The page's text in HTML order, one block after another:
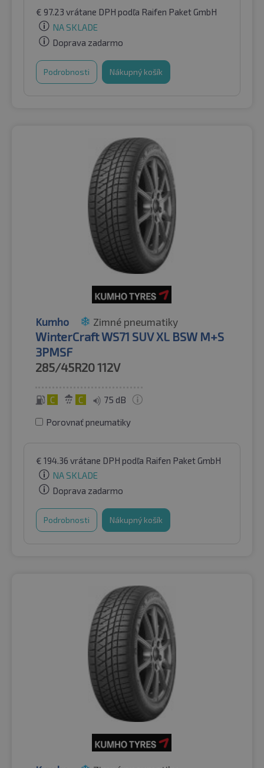
€ 97.23 vrátane DPH podľa Raifen Paket GmbH
NA SKLADE
Doprava zadarmo
Podrobnosti Nákupný košík
Kumho Zimné pneumatiky
WinterCraft WS71 SUV XL BSW M+S
3PMSF
285/45R20112V
C C 75 dB
Porovnať pneumatiky
€ 194.36 vrátane DPH podľa Raifen Paket GmbH
NA SKLADE
Doprava zadarmo
Podrobnosti Nákupný košík